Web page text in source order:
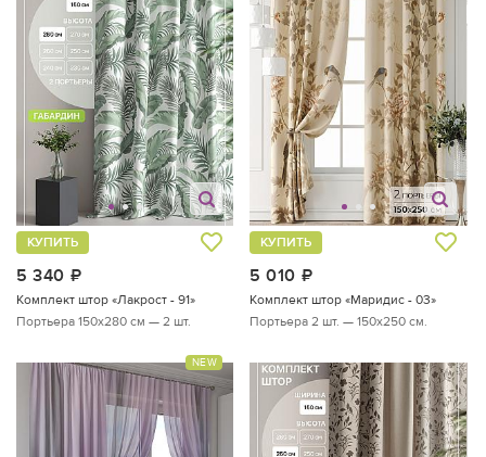
5 340
КУПИТЬ
Комплект штор «Лакрост - 91»
Портьера 150х280 см — 2 шт.
5 010
КУПИТЬ
Комплект штор «Маридис - 03»
Портьера 2 шт. — 150х250 см.
NEW